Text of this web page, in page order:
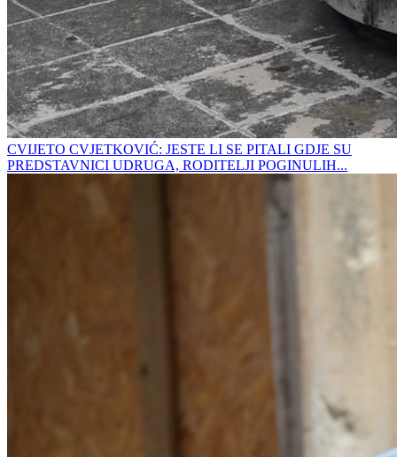
CVIJETO CVJETKOVIĆ: JESTE LI SE PITALI GDJE SU
PREDSTAVNICI UDRUGA, RODITELJI POGINULIH...